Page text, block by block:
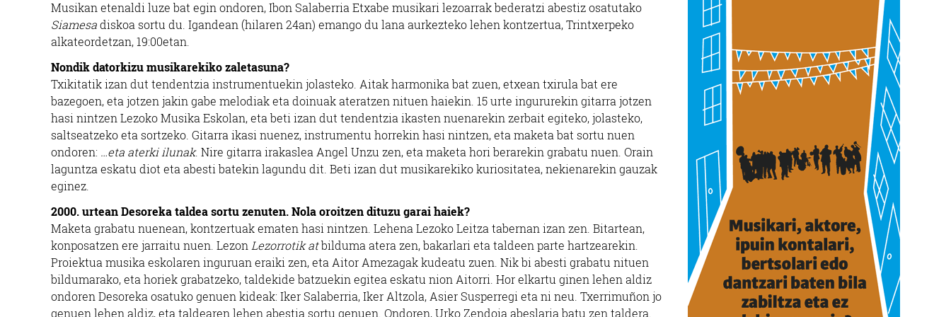
Musikan etenaldi luze bat egin ondoren, Ibon Salaberria Etxabe musikari lezoarrak bederatzi abestiz osatutako
Siamesadiskoa sortu du. Igandean (hilaren 24an) emango du lana aurkezteko lehen kontzertua, Trintxerpeko
alkateordetzan, 19:00etan.
Nondik datorkizu musikarekiko zaletasuna?
Txikitatik izan dut tendentzia instrumentuekin jolasteko. Aitak harmonika bat zuen, etxean txirula bat ere
bazegoen, eta jotzen jakin gabe melodiak eta doinuak ateratzen nituen haiekin. 15 urte ingururekin gitarra jotzen
hasi nintzen Lezoko Musika Eskolan, eta beti izan dut tendentzia ikasten nuenarekin zerbait egiteko, jolasteko,
saltseatzeko eta sortzeko. Gitarra ikasi nuenez, instrumentu horrekin hasi nintzen, eta maketa bat sortu nuen
ondoren: …eta aterki ilunak. Nire gitarra irakaslea Angel Unzu zen, eta maketa hori berarekin grabatu nuen. Orain
laguntza eskatu diot eta abesti batekin lagundu dit. Beti izan dut musikarekiko kuriositatea, nekienarekin gauzak
eginez.
2000. urtean Desoreka taldea sortu zenuten. Nola oroitzen dituzu garai haiek?
Maketa grabatu nuenean, kontzertuak ematen hasi nintzen. Lehena Lezoko Leitza tabernan izan zen. Bitartean,
konposatzen ere jarraitu nuen. Lezon Lezorrotik atbilduma atera zen, bakarlari eta taldeen parte hartzearekin.
Proiektua musika eskolaren inguruan eraiki zen, eta Aitor Amezagak kudeatu zuen. Nik bi abesti grabatu nituen
bildumarako, eta horiek grabatzeko, taldekide batzuekin egitea eskatu nion Aitorri. Hor elkartu ginen lehen aldiz
ondoren Desoreka osatuko genuen kideak: Iker Salaberria, Iker Altzola, Asier Susperregi eta ni neu. Txerrimuñon jo
genuen lehen aldiz, eta taldearen lehen abestia sortu genuen. Ondoren, Urko Zendoia abeslaria batu zen taldera.